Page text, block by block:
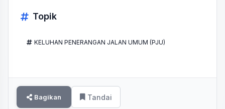
Topik
KELUHAN PENERANGAN JALAN UMUM (PJU)
Bagikan Tandai